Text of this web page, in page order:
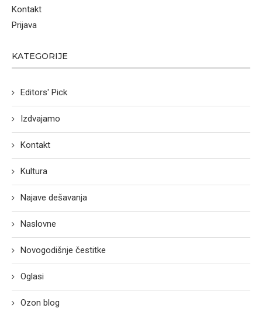
Kontakt
Prijava
KATEGORIJE
Editors' Pick
Izdvajamo
Kontakt
Kultura
Najave dešavanja
Naslovne
Novogodišnje čestitke
Oglasi
Ozon blog